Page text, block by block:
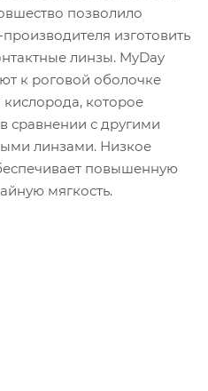
позволило
изготовить
линзы. MyDay
к роговой оболочке
которое
сравнении с другими
линзами. Низкое
повышенную
мягкость.